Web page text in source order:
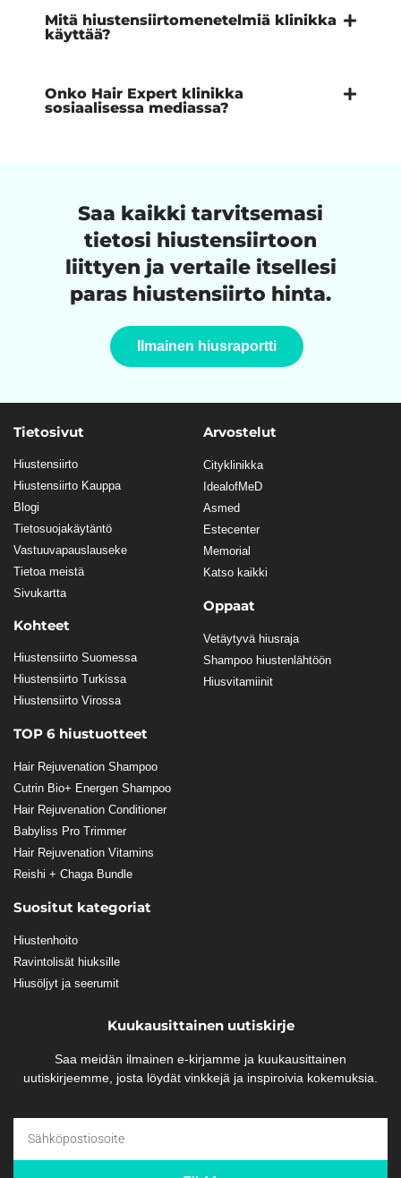
Mitä hiustensiirtomenetelmiä klinikka
käyttää?
Onko Hair Expert klinikka
sosiaalisessa mediassa?
Saa kaikki tarvitsemasi
tietosi hiustensiirtoon
liittyen ja vertaile itsellesi
paras hiustensiirto hinta.
Ilmainen hiusraportti
Tietosivut
Hiustensiirto
Hiustensiirto Kauppa
Blogi
Tietosuojakäytäntö
Vastuuvapauslauseke
Tietoa meistä
Sivukartta
Kohteet
Hiustensiirto Suomessa
Hiustensiirto Turkissa
Hiustensiirto Virossa
Arvostelut
Cityklinikka
IdealofMeD
Asmed
Estecenter
Memorial
Katso kaikki
Oppaat
Vetäytyvä hiusraja
Shampoo hiustenlähtöön
Hiusvitamiinit
TOP 6 hiustuotteet
Hair Rejuvenation Shampoo
Cutrin Bio+ Energen Shampoo
Hair Rejuvenation Conditioner
Babyliss Pro Trimmer
Hair Rejuvenation Vitamins
Reishi + Chaga Bundle
Suositut kategoriat
Hiustenhoito
Ravintolisät hiuksille
Hiusöljyt ja seerumit
Kuukausittainen uutiskirje
Saa meidän ilmainen e-kirjamme ja kuukausittainen
uutiskirjeemme, josta löydät vinkkejä ja inspiroivia kokemuksia.